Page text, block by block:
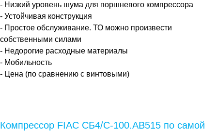
- Низкий уровень шума для поршневого компрессора
- Устойчивая конструкция
- Простое обслуживание. ТО можно произвести
собственными силами
- Недорогие расходные материалы
- Мобильность
- Цена (по сравнению с винтовыми)
Компрессор FIAC СБ4/С-100.АВ515 по самой